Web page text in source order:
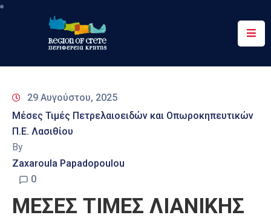
Περιφέρεια
&
Δράσεις
Ψηφιακές
Υπηρεσίες
Επικοινωνία
29 Αυγούστου, 2025
Μέσες Τιμές Πετρελαιοειδών και Οπωροκηπευτικών
Π.Ε. Λασιθίου
By
Zaxaroula Papadopoulou
0
ΜΕΣΕΣ ΤΙΜΕΣ ΛΙΑΝΙΚΗΣ